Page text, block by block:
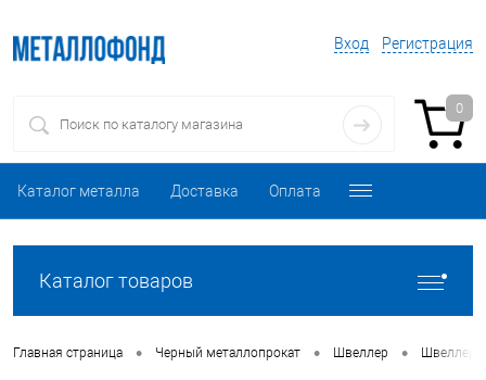
Вход Регистрация
0
Каталог металла Доставка Оплата
Каталог товаров
Главная страница • Черный металлопрокат • Швеллер • Швеллер